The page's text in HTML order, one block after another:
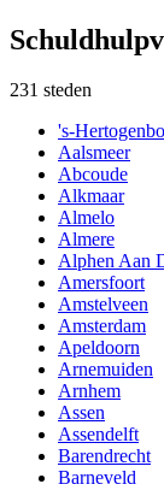
231 steden
's-
Aalsmeer
Abcoude
Alkmaar
Almelo
Almere
Alphen Aan
Amersfoort
Amstelveen
Amsterdam
Apeldoorn
Arnemuiden
Arnhem
Assen
Assendelft
Barendrecht
Barneveld